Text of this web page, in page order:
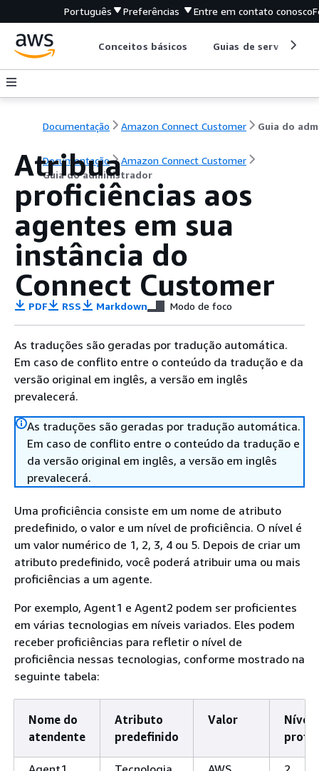
Português Preferências Entre em contato conosco
Conceitos básicos Guias de serviço
Documentação Amazon Connect Customer
Documentação
Amazon Connect Customer
Guia do administrador
Atribua
proficiências aos
agentes em sua
instância do
Connect Customer
PDF RSS Markdown Modo de foco
As traduções são geradas por tradução automática.
Em caso de conflito entre o conteúdo da tradução e da
versão original em inglês, a versão em inglês
prevalecerá.
As traduções são geradas por tradução automática.
Em caso de conflito entre o conteúdo da tradução e
da versão original em inglês, a versão em inglês
prevalecerá.
Uma proficiência consiste em um nome de atributo
predefinido, o valor e um nível de proficiência. O nível é
um valor numérico de 1, 2, 3, 4 ou 5. Depois de criar um
atributo predefinido, você poderá atribuir uma ou mais
proficiências a um agente.
Por exemplo, Agent1 e Agent2 podem ser proficientes
em várias tecnologias em níveis variados. Eles podem
receber proficiências para refletir o nível de
proficiência nessas tecnologias, conforme mostrado na
seguinte tabela:
Nome do
atendente
Atributo
predefinido
Valor
Nível